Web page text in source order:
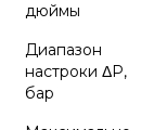
дюймы
Диапазон
настроки ΔP,
бар